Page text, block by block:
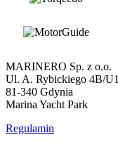
MARINERO Sp. z o.o.
Ul. A. Rybickiego 4B/U1
81-340 Gdynia
Marina Yacht Park
Regulamin